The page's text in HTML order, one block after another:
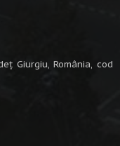
Giurgiu, România, cod